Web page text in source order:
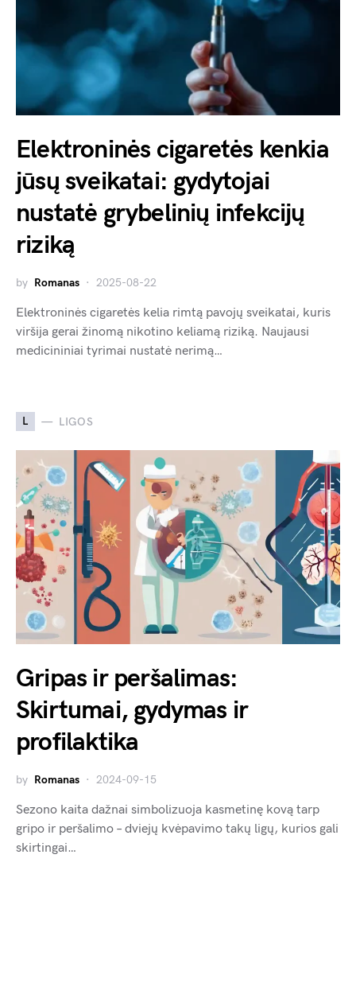
Elektroninės cigaretės kenkia
jūsų sveikatai: gydytojai
nustatė grybelinių infekcijų
riziką
by Romanas 2025-08-22
Elektroninės cigaretės kelia rimtą pavojų sveikatai, kuris
viršija gerai žinomą nikotino keliamą riziką. Naujausi
medicininiai tyrimai nustatė nerimą…
L LIGOS
Gripas ir peršalimas:
Skirtumai, gydymas ir
profilaktika
by Romanas 2024-09-15
Sezono kaita dažnai simbolizuoja kasmetinę kovą tarp
gripo ir peršalimo – dviejų kvėpavimo takų ligų, kurios gali
skirtingai…